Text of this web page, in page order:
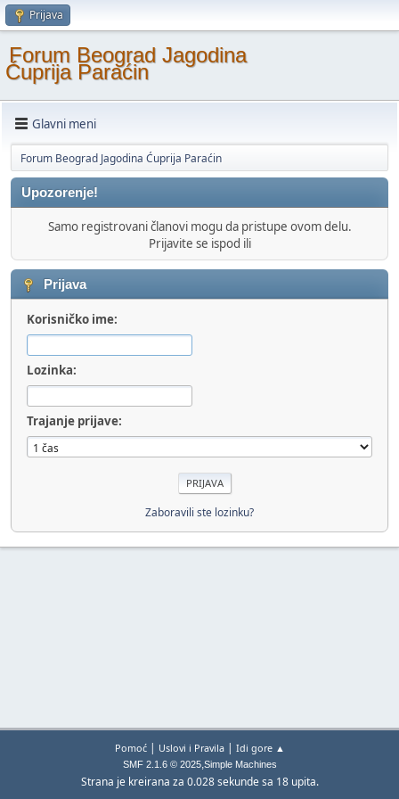
Prijava
Forum Beograd Jagodina
Ćuprija Paraćin
Glavni meni
Forum Beograd Jagodina Ćuprija Paraćin
Upozorenje!
Samo registrovani članovi mogu da pristupe ovom delu.
Prijavite se ispod ili
Prijava
Korisničko ime:
Lozinka:
Trajanje prijave:
Zaboravili ste lozinku?
Pomoć| Uslovi i Pravila| Idi gore ▲
SMF 2.1.6 © 2025,Simple Machines
Strana je kreirana za 0.028 sekunde sa 18 upita.